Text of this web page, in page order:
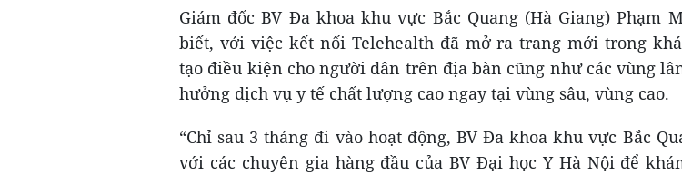
Giám đốc BV Đa khoa khu vực Bắc Quang (Hà Giang) Phạm
biết, với việc kết nối Telehealth đã mở ra trang mới trong
tạo điều kiện cho người dân trên địa bàn cũng như các vùng
hưởng dịch vụ y tế chất lượng cao ngay tại vùng sâu, vùng cao.
“Chỉ sau 3 tháng đi vào hoạt động, BV Đa khoa khu vực Bắc
với các chuyên gia hàng đầu của BV Đại học Y Hà Nội để